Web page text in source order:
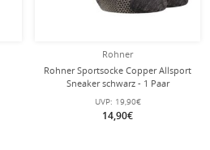
Rohner
Rohner Sportsocke Copper Allsport
Sneaker schwarz - 1 Paar
UVP: 19,90€
14,90€